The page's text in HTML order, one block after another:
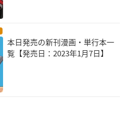
本日発売の新刊漫画・単行本一
覧【発売日：2023年1月7日】